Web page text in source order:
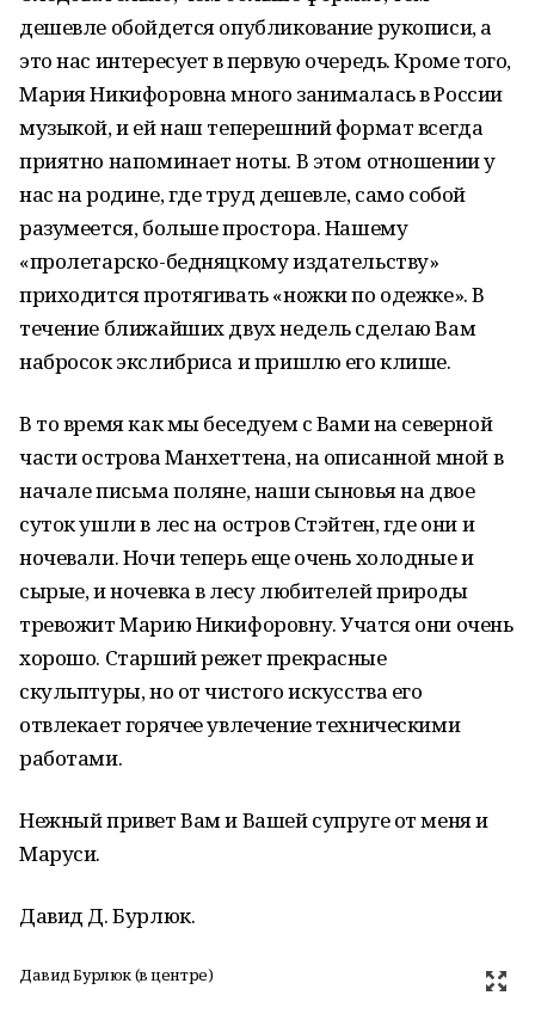
дешевле обойдется опубликование рукописи, а
это нас интересует в первую очередь. Кроме того,
Мария Никифоровна много занималась в России
музыкой, и ей наш теперешний формат всегда
приятно напоминает ноты. В этом отношении у
нас на родине, где труд дешевле, само собой
разумеется, больше простора. Нашему
«пролетарско-бедняцкому издательству»
приходится протягивать «ножки по одежке». В
течение ближайших двух недель сделаю Вам
набросок экслибриса и пришлю его клише.
В то время как мы беседуем с Вами на северной
части острова Манхеттена, на описанной мной в
начале письма поляне, наши сыновья на двое
суток ушли в лес на остров Стэйтен, где они и
ночевали. Ночи теперь еще очень холодные и
сырые, и ночевка в лесу любителей природы
тревожит Марию Никифоровну. Учатся они очень
хорошо. Старший режет прекрасные
скульптуры, но от чистого искусства его
отвлекает горячее увлечение техническими
работами.
Нежный привет Вам и Вашей супруге от меня и
Маруси.
Давид Д. Бурлюк.
Давид Бурлюк (в центре)